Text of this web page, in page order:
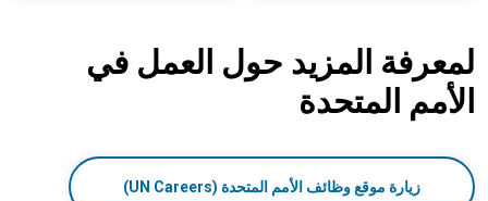
لمعرفة المزيد حول العمل في
الأمم المتحدة
زيارة موقع وظائف الأمم المتحدة (UN Careers)